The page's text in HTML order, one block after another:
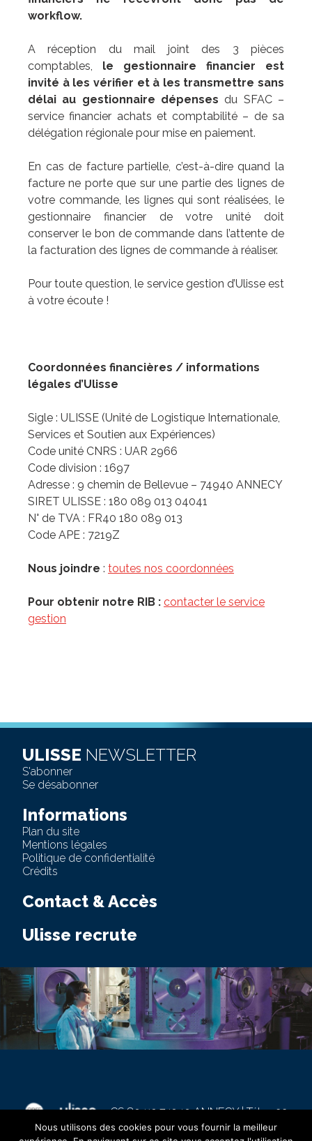
workflow.
A réception du mail joint des 3 pièces
comptables, le gestionnaire financier est
invité à les vérifier et à les transmettre sans
délai au gestionnaire dépenses du SFAC –
service financier achats et comptabilité – de sa
délégation régionale pour mise en paiement.
En cas de facture partielle, c’est-à-dire quand la
facture ne porte que sur une partie des lignes de
votre commande, les lignes qui sont réalisées, le
gestionnaire financier de votre unité doit
conserver le bon de commande dans l’attente de
la facturation des lignes de commande à réaliser.
Pour toute question, le service gestion d’Ulisse est
à votre écoute !
Coordonnées financières / informations
légales d’Ulisse
Sigle : ULISSE (Unité de Logistique Internationale,
Services et Soutien aux Expériences)
Code unité CNRS : UAR 2966
Code division : 1697
Adresse : 9 chemin de Bellevue – 74940 ANNECY
SIRET ULISSE : 180 089 013 04041
N° de TVA : FR40 180 089 013
Code APE : 7219Z
Nous joindre : toutes nos coordonnées
Pour obtenir notre RIB : contacter le service
gestion
ULISSE NEWSLETTER
S'abonner
Se désabonner
Informations
Plan du site
Mentions légales
Politique de confidentialité
Crédits
Contact & Accès
Ulisse recrute
-CS 80412 74940 ANNECY | Tél. : +33
4 50 11 08 10 | Fax : +33 4 50 11 08 35
Nous utilisons des cookies pour vous fournir la meilleur